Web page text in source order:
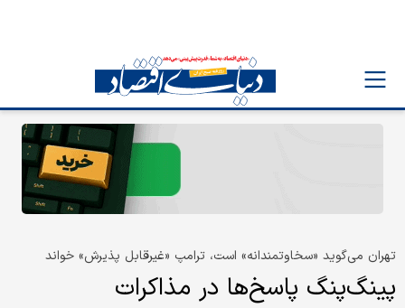
تهران می‌گوید «سخاوتمندانه» است، ترامپ «غیرقابل پذیرش» خواند
پینگ‌پنگ پاسخ‌ها در مذاکرات